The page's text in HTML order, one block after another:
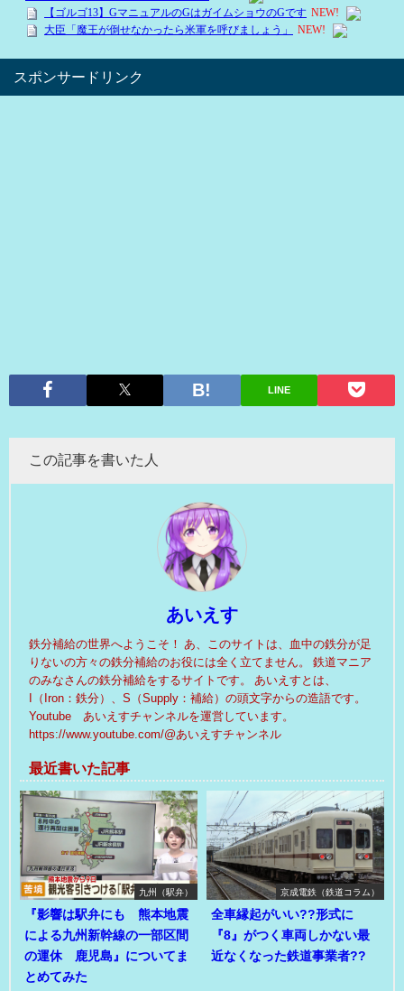
スポンサードリンク
LINE
この記事を書いた人
あいえす
鉄分補給の世界へようこそ！ あ、このサイトは、血中の鉄分が足
りないの方々の鉄分補給のお役には全く立てません。 鉄道マニア
のみなさんの鉄分補給をするサイトです。 あいえすとは、
I（Iron：鉄分）、S（Supply：補給）の頭文字からの造語です。
Youtube あいえすチャンネルを運営しています。
https://www.youtube.com/@あいえすチャンネル
最近書いた記事
九州（駅弁）
『影響は駅弁にも 熊本地震
による九州新幹線の一部区間
の運休 鹿児島』についてま
とめてみた
京成電鉄（鉄道コラム）
全車縁起がいい??形式に
『8』がつく車両しかない最
近なくなった鉄道事業者??